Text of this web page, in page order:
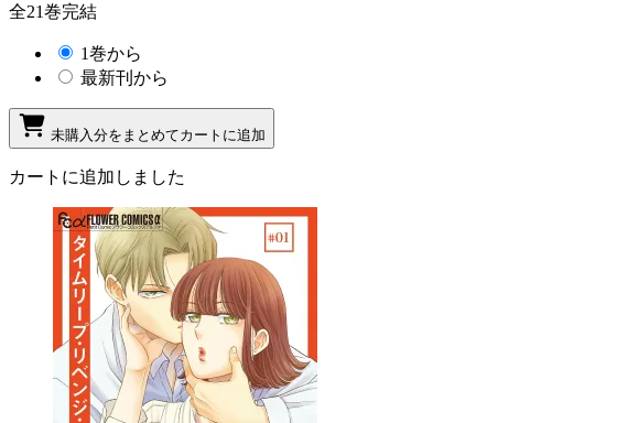
全21巻完結
1巻から
最新刊から
未購入分をまとめてカートに追加
カートに追加しました